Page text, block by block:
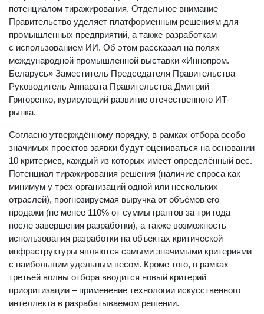
потенциалом тиражирования. Отдельное внимание
Правительство уделяет платформенным решениям для
промышленных предприятий, а также разработкам
с использованием ИИ. Об этом рассказал на полях
международной промышленной выставки «Иннопром.
Беларусь» Заместитель Председателя Правительства –
Руководитель Аппарата Правительства Дмитрий
Григоренко, курирующий развитие отечественного ИТ-
рынка.
Согласно утверждённому порядку, в рамках отбора особо
значимых проектов заявки будут оцениваться на основании
10 критериев, каждый из которых имеет определённый вес.
Потенциал тиражирования решения (наличие спроса как
минимум у трёх организаций одной или нескольких
отраслей), прогнозируемая выручка от объёмов его
продажи (не менее 110% от суммы грантов за три года
после завершения разработки), а также возможность
использования разработки на объектах критической
инфраструктуры являются самыми значимыми критериями
с наибольшим удельным весом. Кроме того, в рамках
третьей волны отбора вводится новый критерий
приоритизации – применение технологии искусственного
интеллекта в разрабатываемом решении.